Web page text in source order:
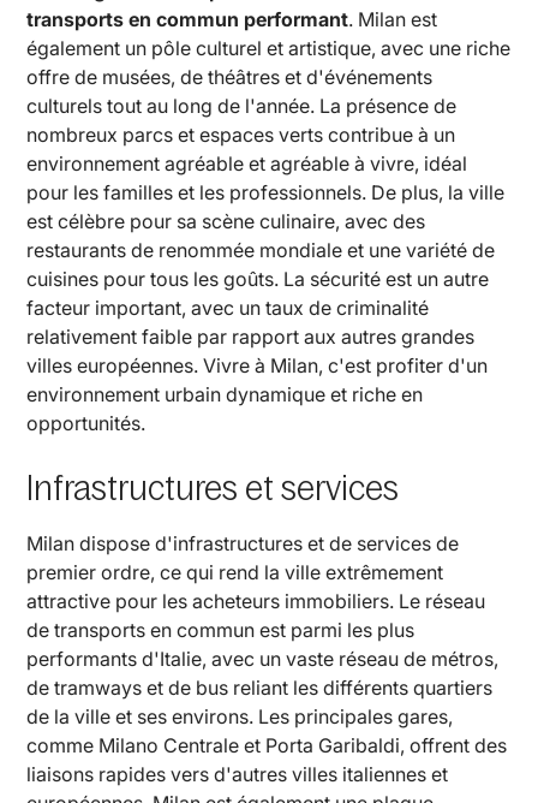
transports en commun performant. Milan est
également un pôle culturel et artistique, avec une riche
offre de musées, de théâtres et d'événements
culturels tout au long de l'année. La présence de
nombreux parcs et espaces verts contribue à un
environnement agréable et agréable à vivre, idéal
pour les familles et les professionnels. De plus, la ville
est célèbre pour sa scène culinaire, avec des
restaurants de renommée mondiale et une variété de
cuisines pour tous les goûts. La sécurité est un autre
facteur important, avec un taux de criminalité
relativement faible par rapport aux autres grandes
villes européennes. Vivre à Milan, c'est profiter d'un
environnement urbain dynamique et riche en
opportunités.
Infrastructures et services
Milan dispose d'infrastructures et de services de
premier ordre, ce qui rend la ville extrêmement
attractive pour les acheteurs immobiliers. Le réseau
de transports en commun est parmi les plus
performants d'Italie, avec un vaste réseau de métros,
de tramways et de bus reliant les différents quartiers
de la ville et ses environs. Les principales gares,
comme Milano Centrale et Porta Garibaldi, offrent des
liaisons rapides vers d'autres villes italiennes et